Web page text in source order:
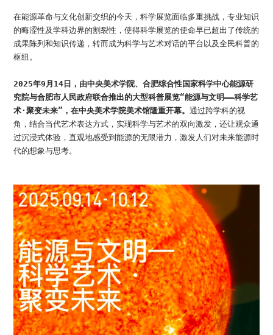
在能源革命与文化创新交织的今天，科学展览面临多重挑战，专业知识
的晦涩性及学科边界的割裂性，使得科学展览的使命早已超出了传统的
成果陈列和知识传递，转而成为科学与艺术对话的平台以及全民科普的
枢纽。
2025年9月14日，由中央美术学院、合肥综合性国家科学中心能源研
究院与合肥市人民政府联合推出的大型科普展览“能源与文明——科学艺
术·聚变未来”，在中央美术学院美术馆隆重开幕。通过跨学科的视
角，结合当代艺术表达方式，实现科学与艺术的双向激发，还让观众通
过沉浸式体验，直观地感受到能源的无限潜力，激发人们对未来能源时
代的想象与思考。